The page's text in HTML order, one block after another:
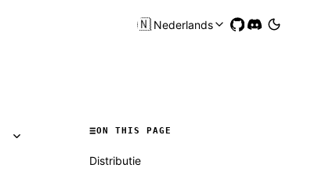
🇳🇱Nederlands
ON THIS PAGE
Distributie